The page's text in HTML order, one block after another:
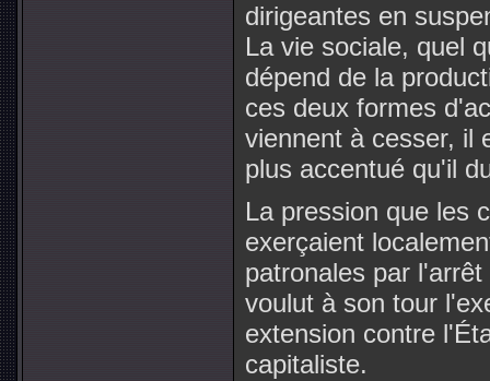
dirigeantes en
La vie sociale, quel
dépend de la
ces deux formes
viennent à cesser, il
plus accentué qu'il
La pression que les
exerçaient
patronales par
voulut à son tour
extension contre
capitaliste.